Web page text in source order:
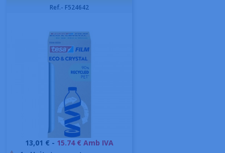
Ref.- F524642
Preu
13,01 € - 15.74 € Amb IVA